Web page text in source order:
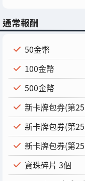
通常報酬
50金幣
100金幣
500金幣
新卡牌包券(第
新卡牌包券(第
新卡牌包券(第
寶珠碎片 3個